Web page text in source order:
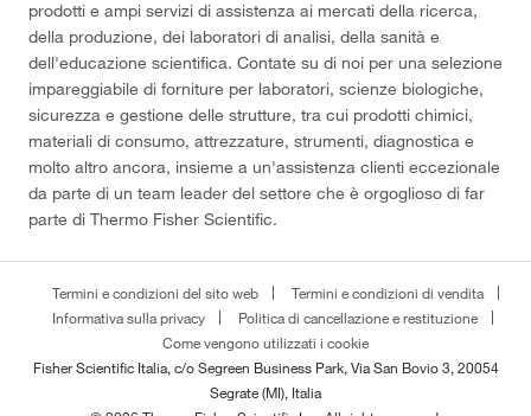
prodotti e ampi servizi di assistenza ai mercati della ricerca,
della produzione, dei laboratori di analisi, della sanità e
dell'educazione scientifica. Contate su di noi per una selezione
impareggiabile di forniture per laboratori, scienze biologiche,
sicurezza e gestione delle strutture, tra cui prodotti chimici,
materiali di consumo, attrezzature, strumenti, diagnostica e
molto altro ancora, insieme a un'assistenza clienti eccezionale
da parte di un team leader del settore che è orgoglioso di far
parte di Thermo Fisher Scientific.
Termini e condizioni del sito web
Termini e condizioni di vendita
Informativa sulla privacy
Politica di cancellazione e restituzione
Come vengono utilizzati i cookie
Fisher Scientific Italia, c/o Segreen Business Park, Via San Bovio 3, 20054
Segrate (MI), Italia